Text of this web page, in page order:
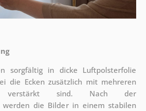
sorgfältig in dicke Luftpolsterfolie
die Ecken zusätzlich mit mehreren
verstärkt sind. Nach der
werden die Bilder in einem stabilen